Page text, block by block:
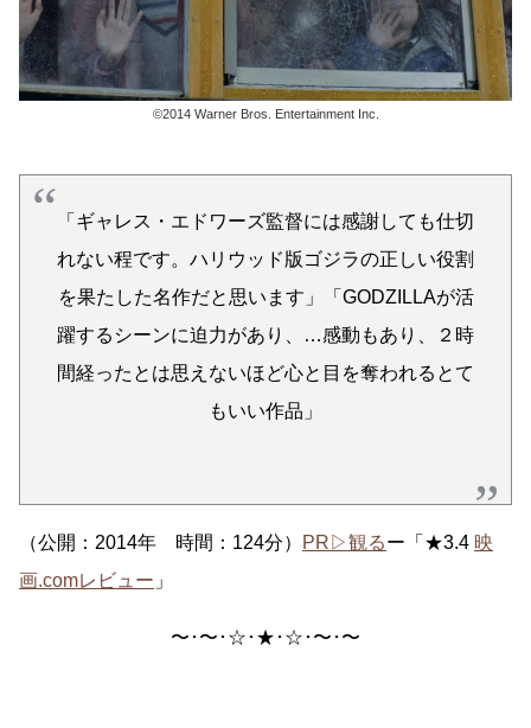
©2014 Warner Bros. Entertainment Inc.
「ギャレス・エドワーズ監督には感謝しても仕切
れない程です。ハリウッド版ゴジラの正しい役割
を果たした名作だと思います」「GODZILLAが活
躍するシーンに迫力があり、…感動もあり、２時
間経ったとは思えないほど心と目を奪われるとて
もいい作品」
（公開：2014年 時間：124分） PR▷観るー「★3.4 映
画.comレビュー 」
〜･〜･☆･★･☆･〜･〜